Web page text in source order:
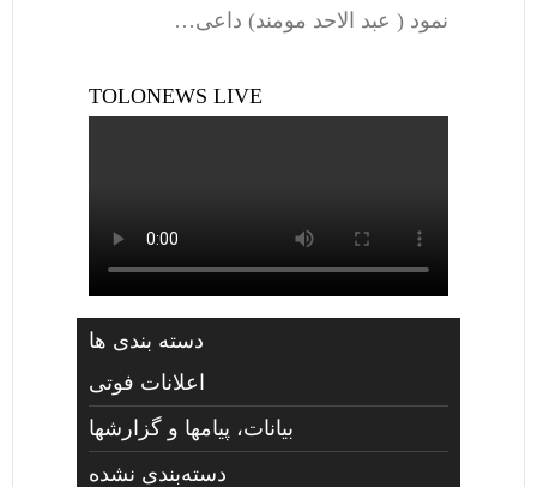
نمود ( عبد الاحد مومند) داعی…
TOLONEWS LIVE
دسته بندی ها
اعلانات فوتی
بیانات، پیامها و گزارشها
دسته‌بندی نشده